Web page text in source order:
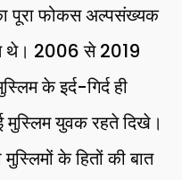
पूरा फोकस अल्पसंख्यक
थे। 2006 से 2019
के इर्द-गिर्द ही
युवक रहते दिखे।
के हितों की बात